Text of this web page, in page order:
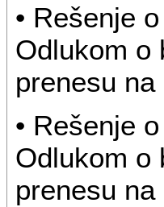
• Rešenje
Odlukom o
prenesu
• Rešenje
Odlukom o
prenesu